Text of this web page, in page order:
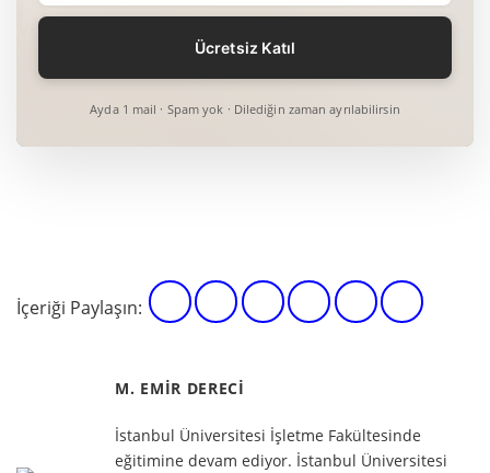
Ayda 1 mail · Spam yok · Dilediğin zaman ayrılabilirsin
İçeriği Paylaşın:
M. EMIR DERECI
İstanbul Üniversitesi İşletme Fakültesinde
eğitimine devam ediyor. İstanbul Üniversitesi